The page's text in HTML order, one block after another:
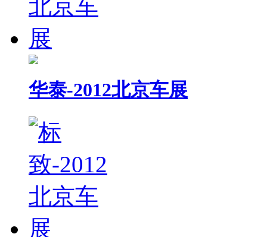
华泰-2012北京车展